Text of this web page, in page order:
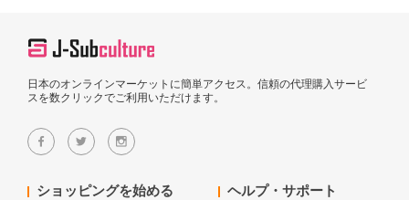
日本のオンラインマーケットに簡単アクセス。信頼の代理購入サービ
スを数クリックでご利用いただけます。
ショッピングを始める ヘルプ・サポート